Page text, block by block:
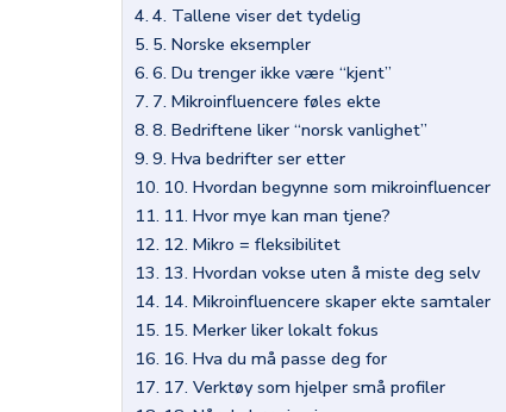
4. Tallene viser det tydelig
5. Norske eksempler
6. Du trenger ikke være “kjent”
7. Mikroinfluencere føles ekte
8. Bedriftene liker “norsk vanlighet”
9. Hva bedrifter ser etter
10. Hvordan begynne som mikroinfluencer
11. Hvor mye kan man tjene?
12. Mikro = fleksibilitet
13. Hvordan vokse uten å miste deg selv
14. Mikroinfluencere skaper ekte samtaler
15. Merker liker lokalt fokus
16. Hva du må passe deg for
17. Verktøy som hjelper små profiler